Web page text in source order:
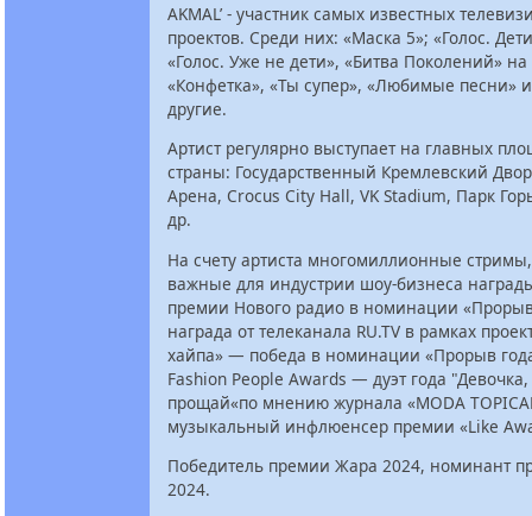
AKMAL’ - участник самых известных
проектов. Среди них: «Маска 5»; «Голос.
«Голос. Уже не дети», «Битва Поколений»
«Конфетка», «Ты супер», «Любимые песни»
другие.
Артист регулярно выступает на главных
страны: Государственный Кремлевский
Арена, Crocus City Hall, VK Stadium, Парк
др.
На счету артиста многомиллионные
важные для индустрии шоу-бизнеса
премии Нового радио в номинации
награда от телеканала RU.TV в рамках
хайпа» — победа в номинации «Прорыв
Fashion People Awards — дуэт года
прощай«по мнению журнала «MODA
музыкальный инфлюенсер премии «Like
Победитель премии Жара 2024, номинант
2024.